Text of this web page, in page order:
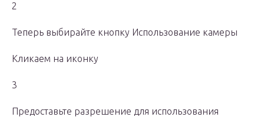
2
Теперь выбирайте кнопку Использование камеры
Кликаем на иконку
3
Предоставьте разрешение для использования